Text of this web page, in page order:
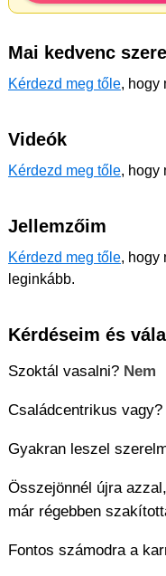
Mai kedvenc
Kérdezd meg tőle, hogy
Videók
Kérdezd meg tőle, hogy
Jellemzőim
Kérdezd meg tőle, hogy
leginkább.
Kérdéseim és
Szoktál vasalni? Nem
Családcentrikus vagy?
Gyakran leszel
Összejönnél újra
már régebben
Fontos számodra a